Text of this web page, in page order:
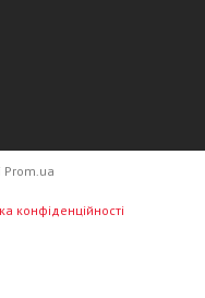
Prom.ua
конфіденційності